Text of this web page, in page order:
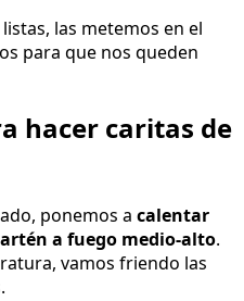
las metemos en el
para que nos queden
hacer caritas de
ponemos a calentar
a fuego medio-alto.
vamos friendo las